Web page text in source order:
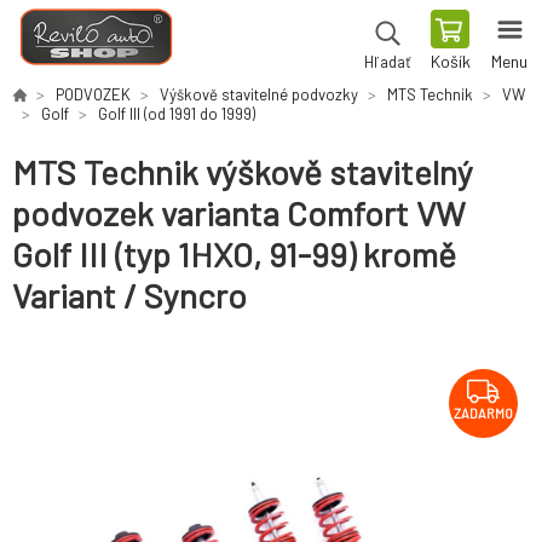
Hľadať Košík Menu
PODVOZEK Výškově stavitelné podvozky MTS Technik
VW
Golf
Golf III (od 1991 do 1999)
MTS Technik výškově stavitelný
podvozek varianta Comfort VW
Golf III (typ 1HXO, 91-99) kromě
Variant / Syncro
ZADARMO